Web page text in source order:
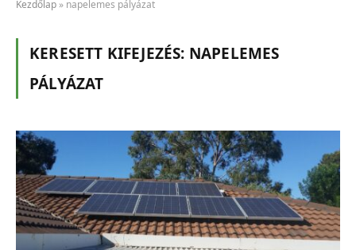
Kezdőlap » napelemes pályázat
KERESETT KIFEJEZÉS: NAPELEMES
PÁLYÁZAT